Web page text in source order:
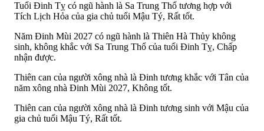
Tuổi Đinh Tỵ có ngũ hành là Sa Trung Thổ tương hợp với
Tích Lịch Hỏa của gia chủ tuổi Mậu Tý, Rất tốt.
Năm Đinh Mùi 2027 có ngũ hành là Thiên Hà Thủy không
sinh, không khắc với Sa Trung Thổ của tuổi Đinh Tỵ, Chấp
nhận được.
Thiên can của người xông nhà là Đinh tương khắc với Tân của
năm xông nhà Đinh Mùi 2027, Không tốt.
Thiên can của người xông nhà là Đinh tương sinh với Mậu của
gia chủ tuổi Mậu Tý, Rất tốt.